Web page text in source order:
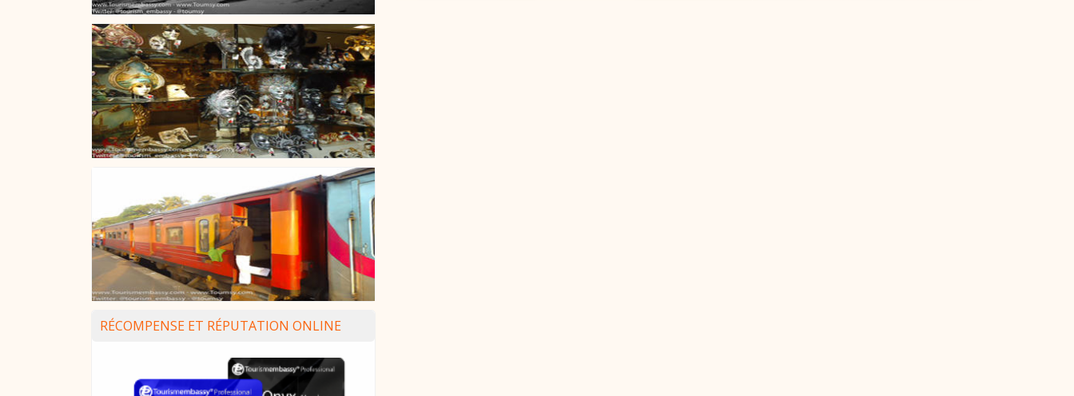
RÉCOMPENSE ET RÉPUTATION ONLINE